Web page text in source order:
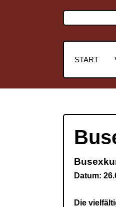
START
Datum:
Die